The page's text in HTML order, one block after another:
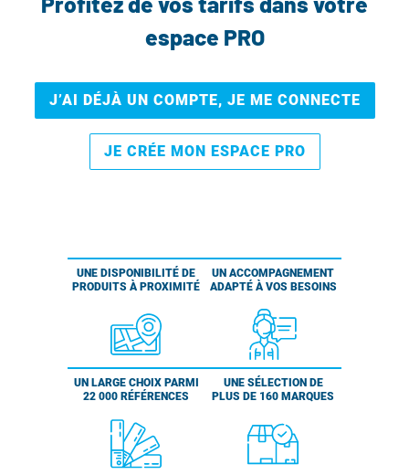
espace PRO
J’AI DÉJÀ UN COMPTE, JE ME CONNECTE
JE CRÉE MON ESPACE PRO
UNE DISPONIBILITÉ DE
PRODUITS À PROXIMITÉ
UN ACCOMPAGNEMENT
ADAPTÉ À VOS BESOINS
UN LARGE CHOIX PARMI
22 000 RÉFÉRENCES
UNE SÉLECTION DE
PLUS DE 160 MARQUES